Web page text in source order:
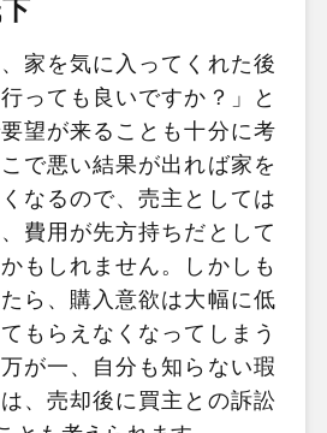
家を気に入ってくれた後
っても良いですか？」と
望が来ることも十分に考
で悪い結果が出れば家を
なるので、売主としては
費用が先方持ちだとして
もしれません。しかしも
ら、購入意欲は大幅に低
もらえなくなってしまう
が一、自分も知らない瑕
、売却後に買主との訴訟